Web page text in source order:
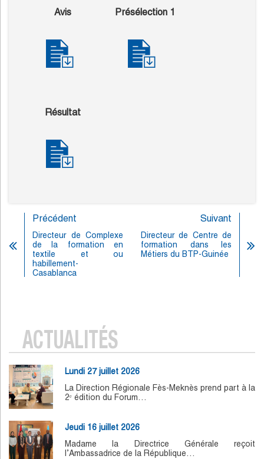
Avis Présélection 1
Résultat
Directeur de Complexe
de la formation en
textile et ou
habillement-
Casablanca
Directeur de Centre de
formation dans les
Métiers du BTP-Guinée
Précédent Suivant
ACTUALITÉS
Lundi 27 juillet 2026
La Direction Régionale Fès-Meknès prend part à la
2ᵉ édition du Forum…
Jeudi 16 juillet 2026
Madame la Directrice Générale reçoit
l’Ambassadrice de la République…